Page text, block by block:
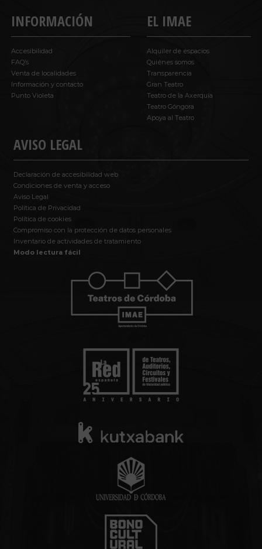
INFORMACIÓN
Accesibilidad
FAQ’s
Venta de localidades
Información y contacto
Punto Violeta
AVISO LEGAL
Declaración de accesibilidad web
Condiciones de venta y acceso
Aviso Legal
Política de Privacidad
Política de cookies
Compromiso con la protección de datos personales
Inventario de actividades de tratamiento
Modo lectura fácil
EL IMAE
Alquiler de espacios
Quiénes somos
Transparencia
Gran Teatro
Teatro de la Axerquía
Teatro Góngora
Apoya al Teatro